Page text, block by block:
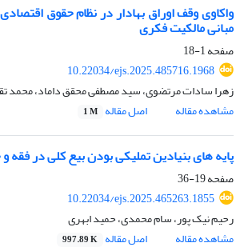
واکاوی وقف اوراق بهادار در نظام حقوق
مبانی مالکیت فکری
صفحه1-18
10.22034/ejs.2025.485716.1968
زهرا سادات مرتضوی، سید مصطفی محقق داماد، محمد
مشاهده مقاله
اصل مقاله 1 M
پایه های بنیادین تملیکی بودن بیع کلی در فقه
صفحه19-36
10.22034/ejs.2025.465263.1855
رحیم نیک پور، سام محمدی، حمید ابهری
مشاهده مقاله
اصل مقاله 997.89 K